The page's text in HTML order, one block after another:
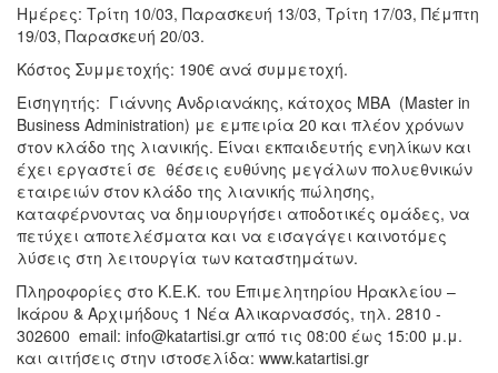
Ημέρες: Τρίτη 10/03, Παρασκευή 13/03, Τρίτη 17/03, Πέμπτη
19/03, Παρασκευή 20/03.
Κόστος Συμμετοχής: 190€ ανά συμμετοχή.
Εισηγητής: Γιάννης Ανδριανάκης, κάτοχος MBA (Master in
Business Administration) με εμπειρία 20 και πλέον χρόνων
στον κλάδο της λιανικής. Είναι εκπαιδευτής ενηλίκων και
έχει εργαστεί σε θέσεις ευθύνης μεγάλων πολυεθνικών
εταιρειών στον κλάδο της λιανικής πώλησης,
καταφέρνοντας να δημιουργήσει αποδοτικές ομάδες, να
πετύχει αποτελέσματα και να εισαγάγει καινοτόμες
λύσεις στη λειτουργία των καταστημάτων.
Πληροφορίες στο Κ.Ε.Κ. του Επιμελητηρίου Ηρακλείου –
Ικάρου & Αρχιμήδους 1 Νέα Αλικαρνασσός, τηλ. 2810 -
302600 email: info@katartisi.gr από τις 08:00 έως 15:00 μ.μ.
και αιτήσεις στην ιστοσελίδα: www.katartisi.gr